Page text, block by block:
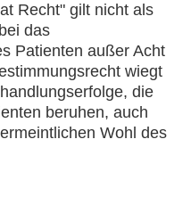
Recht" gilt nicht als
das
Patienten außer Acht
wiegt
die
beruhen, auch
Wohl des